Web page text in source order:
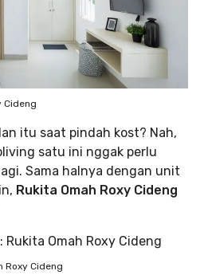
Cideng
itu saat pindah kost? Nah,
satu ini nggak perlu
Sama halnya dengan unit
Rukita Omah Roxy Cideng
Roxy Cideng